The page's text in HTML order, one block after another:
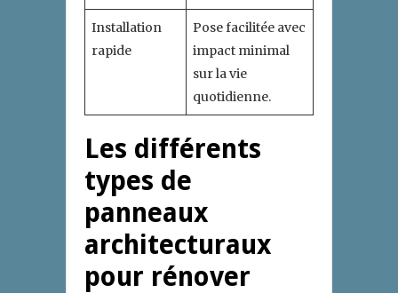
Installation
rapide
Pose facilitée avec
impact minimal
sur la vie
quotidienne.
Les différents
types de
panneaux
architecturaux
pour rénover